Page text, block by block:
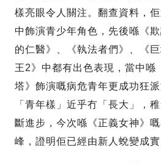
樣亮眼令人關注。翻查資料，
中飾演青少年角色，先後喺《
的仁醫》、《執法者們》、《
王2》中都有出色表現，當中喺
塔》飾演嘅病危青年更成功狂
「青年樣」近乎冇「長大」，
斷進步，今次喺《正義女神》
峰，證明佢已經由新人蛻變成實